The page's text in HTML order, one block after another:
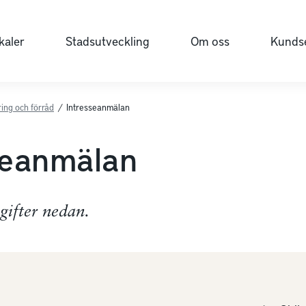
Stadsutveckling Om oss
och förråd / Intresseanmälan
nedan.